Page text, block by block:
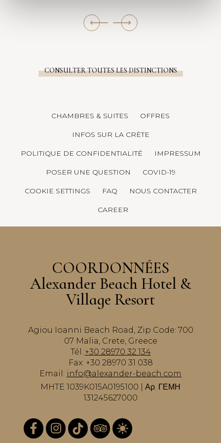
CONSULTER TOUTES LES DISTINCTIONS
CHAMBRES & SUITES OFFRES
INFOS SUR LA CRÈTE
POLITIQUE DE CONFIDENTIALITÉ IMPRESSUM
POSER UNE QUESTION COVID-19
COOKIE SETTINGS FAQ NOUS CONTACTER
CAREER
COORDONNÉES
Alexander Beach Hotel &
Village Resort
Agiou Ioanni Beach Road, Zip Code: 700
07 Malia, Crete, Greece
Tél.:+30 28970 32 134
Fax: +30 28970 31 038
Email: info@alexander-beach.com
MHTE 1039K015A0195100 | Αρ. ΓΕΜΗ
131245627000